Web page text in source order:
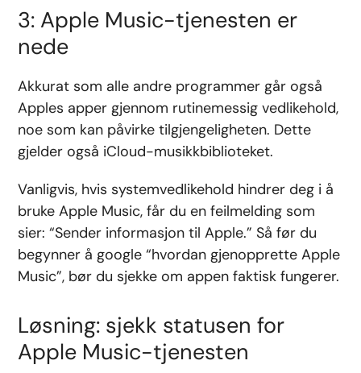
3: Apple Music-tjenesten er
nede
Akkurat som alle andre programmer går også
Apples apper gjennom rutinemessig vedlikehold,
noe som kan påvirke tilgjengeligheten. Dette
gjelder også iCloud-musikkbiblioteket.
Vanligvis, hvis systemvedlikehold hindrer deg i å
bruke Apple Music, får du en feilmelding som
sier: “Sender informasjon til Apple.” Så før du
begynner å google “hvordan gjenopprette Apple
Music”, bør du sjekke om appen faktisk fungerer.
Løsning: sjekk statusen for
Apple Music-tjenesten